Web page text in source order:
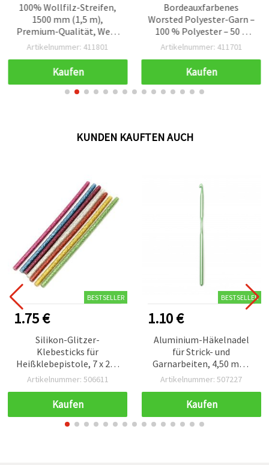
100% Wollfilz-Streifen,
1500 mm (1,5 m),
Premium-Qualität, Weiß
– 50 g, für Basteln &
Artikelnummer: 411801
Kaufen
Bordeauxfarbenes
Worsted Polyester-Garn –
100 % Polyester – 50 g
Strick- & Häkelwolle
Artikelnummer: 411701
Kaufen
KUNDEN KAUFTEN AUCH
BESTSELLER
1.75 €
Silikon-Glitzer-
Klebesticks für
Heißklebepistole, 7 x 200
mm, Mixfarben, Set mit 8
Artikelnummer: 506611
Kaufen
BESTSELLER
1.10 €
Aluminium-Häkelnadel
für Strick- und
Garnarbeiten, 4,50 mm,
15 cm, SKC
Artikelnummer: 507227
Kaufen